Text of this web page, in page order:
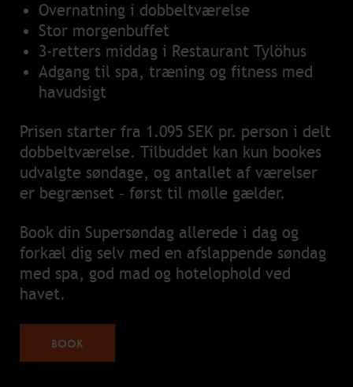
Overnatning i dobbeltværelse
Stor morgenbuffet
3-retters middag i Restaurant Tylöhus
Adgang til spa, træning og fitness med
havudsigt
Prisen starter fra 1.095 SEK pr. person i delt
dobbeltværelse. Tilbuddet kan kun bookes
udvalgte søndage, og antallet af værelser
er begrænset – først til mølle gælder.
Book din Supersøndag allerede i dag og
forkæl dig selv med en afslappende søndag
med spa, god mad og hotelophold ved
havet.
BOOK